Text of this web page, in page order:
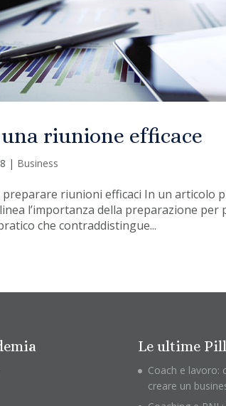
riunione efficace
| Business
riunioni efficaci In un articolo
l’importanza della preparazione
che contraddistingue...
Le ultime
Coach e lavoro:
creare un